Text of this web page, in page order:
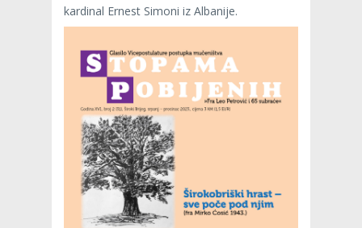
kardinal Ernest Simoni iz Albanije.